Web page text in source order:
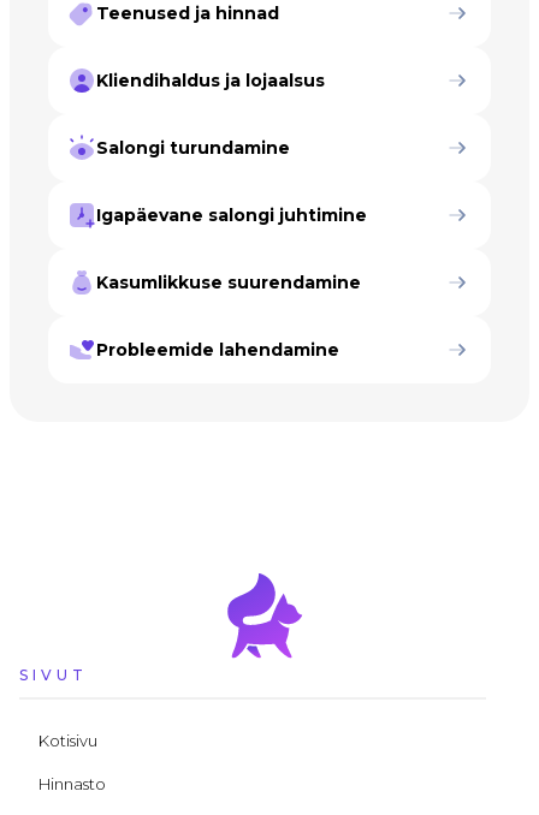
Teenused ja hinnad
Kliendihaldus ja lojaalsus
Salongi turundamine
Igapäevane salongi juhtimine
Kasumlikkuse suurendamine
Probleemide lahendamine
SIVUT
Kotisivu
Hinnasto